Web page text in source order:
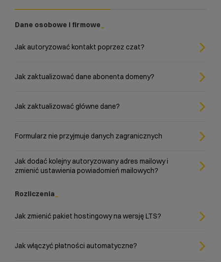
Dane osobowe i firmowe
Jak autoryzować kontakt poprzez czat?
Jak zaktualizować dane abonenta domeny?
Jak zaktualizować główne dane?
Formularz nie przyjmuje danych zagranicznych
Jak dodać kolejny autoryzowany adres mailowy i
zmienić ustawienia powiadomień mailowych?
Rozliczenia
Jak zmienić pakiet hostingowy na wersję LTS?
Jak włączyć płatności automatyczne?